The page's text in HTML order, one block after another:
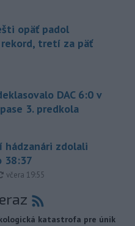
opäť padol
tretí za päť
DAC 6:0 v
3. predkola
hádzanári zdolali
38:37
aktualizované
včera 19:55
katastrofa pre únik